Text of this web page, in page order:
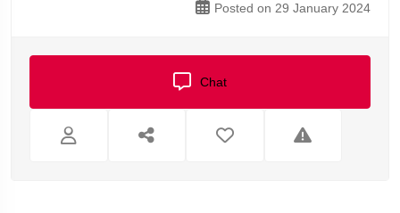
Posted on 29 January 2024
Chat